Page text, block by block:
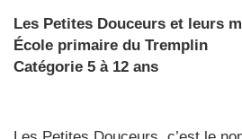
Les Petites Douceurs et leurs
École primaire du Tremplin
Catégorie 5 à 12 ans